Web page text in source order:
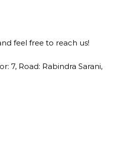
feel free to reach us!
7, Road: Rabindra Sarani,